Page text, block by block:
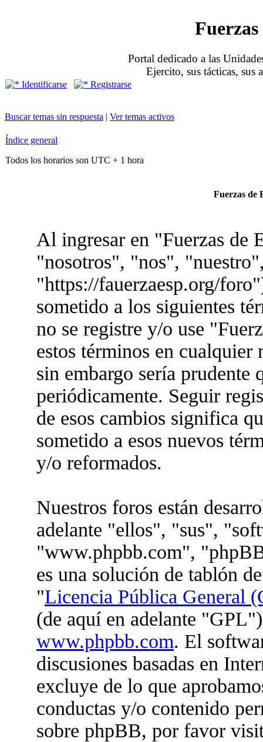
Portal dedicado a las
Ejercito, sus tácticas, sus
Identificarse Registrarse
Buscar temas sin respuesta | Ver temas activos
Índice general
Todos los horarios son UTC + 1 hora
Fuerzas de
Al ingresar en "Fuerzas de
"nosotros", "nos",
"https://fauerzaesp.org/
sometido a los siguientes
no se registre y/o use
estos términos en
sin embargo sería prudente
periódicamente. Seguir
de esos cambios significa
sometido a esos nuevos
y/o reformados.
Nuestros foros están
adelante "ellos", "sus",
"www.phpbb.com",
es una solución de tablón
"Licencia Pública General
(de aquí en adelante
www.phpbb.com. El
discusiones basadas en
excluye de lo que
conductas y/o contenido
sobre phpBB, por favor